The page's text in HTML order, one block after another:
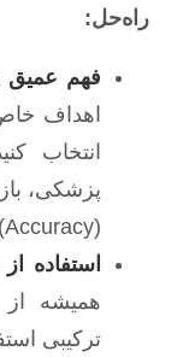
راه‌حل:
فهم
اهداف
انتخاب
(Accuracy) است.
استفاده
همیشه از
ترکیبی